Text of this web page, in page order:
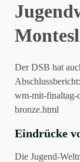
Der DSB hat
Abschlussbericht:
wm-mit-finaltag-
bronze.html
Eindrücke
Die Jugend-